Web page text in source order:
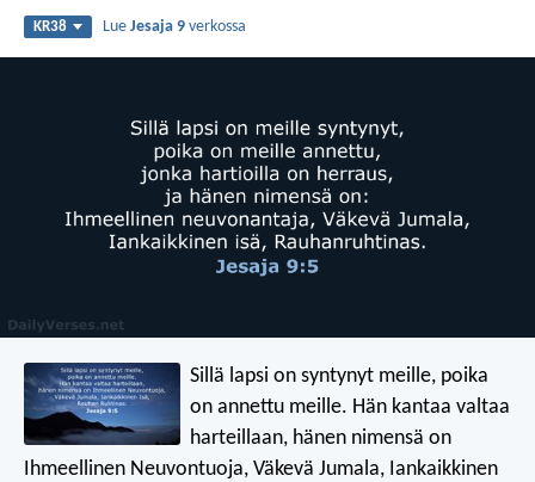
KR38 LueJesaja 9 verkossa
Sillä lapsi on syntynyt meille, poika
on annettu meille. Hän kantaa valtaa
harteillaan, hänen nimensä on
Ihmeellinen Neuvontuoja, Väkevä Jumala, Iankaikkinen